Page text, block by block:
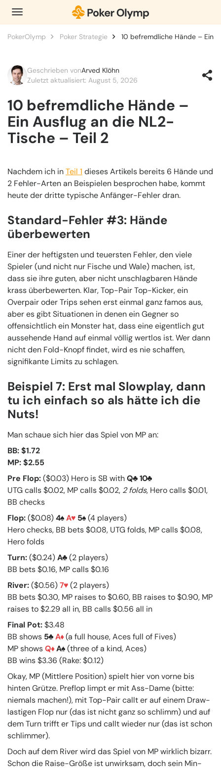
PokerOlymp Poker Strategie 10 befremdliche Hände – Ein
Geschrieben vonArved Klöhn
Zuletzt aktualisiert: August 5, 2026
10 befremdliche Hände –
Ein Ausflug an die NL2-
Tische – Teil 2
Nachdem ich inTeil 1 dieses Artikels bereits 6 Hände und
2 Fehler-Arten an Beispielen besprochen habe, kommt
heute der dritte typische Anfänger-Fehler dran.
Standard-Fehler #3: Hände
überbewerten
Einer der heftigsten und teuersten Fehler, den viele
Spieler (und nicht nur Fische und Wale) machen, ist,
dass sie ihre guten, aber nicht unschlagbaren Hände
krass überbewerten. Klar, Top-Pair Top-Kicker, ein
Overpair oder Trips sehen erst einmal ganz famos aus,
aber es gibt Situationen in denen ein Gegner so
offensichtlich ein Monster hat, dass eine eigentlich gut
aussehende Hand auf einmal völlig wertlos ist. Wer dann
nicht den Fold-Knopf findet, wird es nie schaffen,
signifikante Limits zu schlagen.
Beispiel 7: Erst mal Slowplay, dann
tu ich einfach so als hätte ich die
Nuts!
Man schaue sich hier das Spiel von MP an:
BB: $1.72
MP: $2.55
Pre Flop:($0.03) Hero is SB withQ
10
UTG calls $0.02, MP calls $0.02, 2 folds, Hero calls $0.01,
BB checks
Flop:($0.08)4 A 5 (4 players)
Hero checks, BB bets $0.08, UTG folds, MP calls $0.08,
Hero folds
Turn:($0.24)A
(2 players)
BB bets $0.16, MP calls $0.16
River:($0.56)7
(2 players)
BB bets $0.30, MP raises to $0.60, BB raises to $0.90, MP
raises to $2.29 all in, BB calls $0.56 all in
Final Pot:$3.48
BB shows 5 A (a full house, Aces full of Fives)
MP showsQ A (three of a kind, Aces)
BB wins $3.36 (Rake: $0.12)
Okay, MP (Mittlere Position) spielt hier von vorne bis
hinten Grütze. Preflop limpt er mit Ass-Dame (bitte:
niemals machen!), mit Top-Pair callt er auf einem Draw-
lastigen Flop nur (das ist nicht ganz so schlimm) und auf
dem Turn trifft er Tips und callt wieder nur (das ist schon
schlimmer).
Doch auf dem River wird das Spiel von MP wirklich bizarr.
Schon die Raise-Größe ist unwirksam, doch sein Min-